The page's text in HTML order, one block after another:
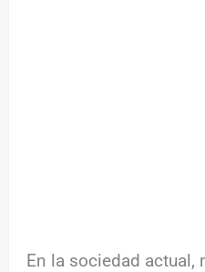
En la sociedad actual,